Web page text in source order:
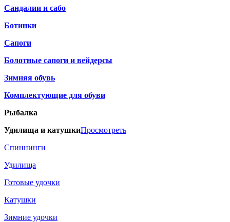
Сандалии и сабо
Ботинки
Сапоги
Болотные сапоги и вейдерсы
Зимняя обувь
Комплектующие для обуви
Рыбалка
Удилища и катушкиПросмотреть
Спиннинги
Удилища
Готовые удочки
Катушки
Зимние удочки